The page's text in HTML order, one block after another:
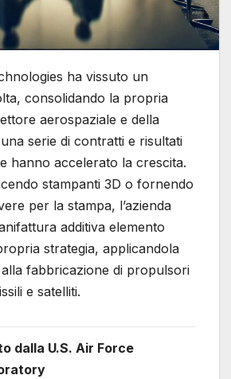
ha vissuto un
consolidando la propria
aerospaziale e della
serie di contratti e risultati
hanno accelerato la crescita.
stampanti 3D o fornendo
per la stampa, l’azienda
additiva elemento
strategia, applicandola
fabbricazione di propulsori
e satelliti.
dalla U.S. Air Force